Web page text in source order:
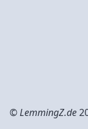
©LemmingZ.de